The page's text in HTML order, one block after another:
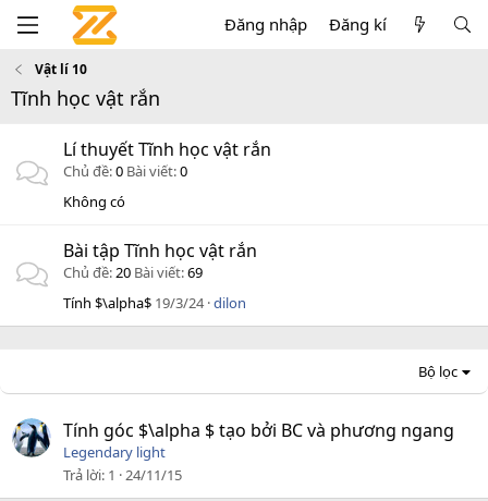
Đăng nhập Đăng kí
Vật lí 10
Tĩnh học vật rắn
Lí thuyết Tĩnh học vật rắn
Chủ đề 0 Bài viết 0
Không có
Bài tập Tĩnh học vật rắn
Chủ đề 20 Bài viết 69
Tính $\alpha$ 19/3/24 dilon
Bộ lọc
Tính góc $\alpha $ tạo bởi BC và phương ngang
Legendary light
Trả lời 1 24/11/15